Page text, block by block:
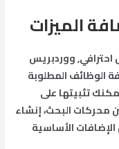
الميزات
ووردبريس
الوظائف المطلوبة
تثبيتها على
البحث، إنشاء
الأساسية